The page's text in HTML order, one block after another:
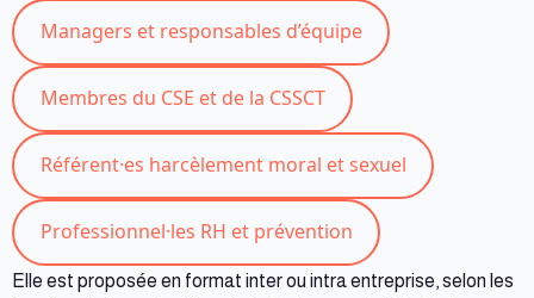
Managers et responsables d’équipe
Membres du CSE et de la CSSCT
Référent·es harcèlement moral et sexuel
Professionnel·les RH et prévention
Elle est proposée en format inter ou intra entreprise, selon les